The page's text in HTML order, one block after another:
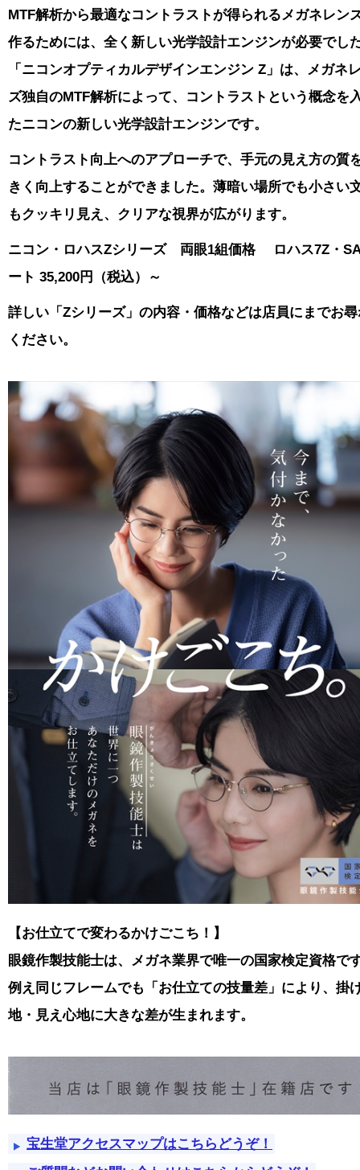
MTF解析から最適なコントラストが得られるメガネレン
作るためには、全く新しい光学設計エンジンが必要でし
「ニコンオプティカルデザインエンジン Z」は、メガネ
ズ独自のMTF解析によって、コントラストという概念を
たニコンの新しい光学設計エンジンです。
コントラスト向上へのアプローチで、手元の見え方の質
きく向上することができました。 薄暗い場所でも小さい
もクッキリ見え、クリアな視界が広がります。
ニコン・ロハスZシリーズ 両眼1組価格 ロハス7Z・
ート 35,200円（税込）～
詳しい「Zシリーズ」の内容・価格などは店員にまでお
ください。
【お仕立てで変わるかけごこち！】
眼鏡作製技能士は、メガネ業界で唯一の国家検定資格で
例え同じフレームでも「お仕立ての技量差」により、掛
地・見え心地に大きな差が生まれます。
宝生堂アクセスマップはこちらどうぞ！